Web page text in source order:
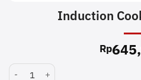
Induction
Rp
Induction Cooker IC-2000 quantity